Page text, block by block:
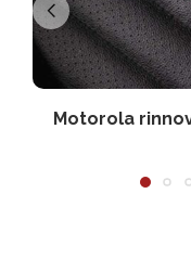
Motorola